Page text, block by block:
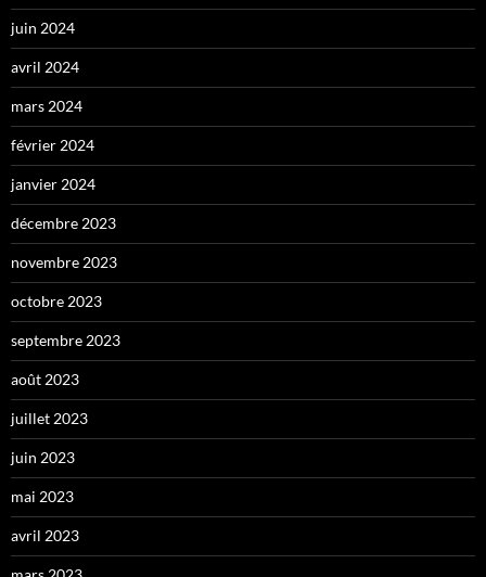
juin 2024
avril 2024
mars 2024
février 2024
janvier 2024
décembre 2023
novembre 2023
octobre 2023
septembre 2023
août 2023
juillet 2023
juin 2023
mai 2023
avril 2023